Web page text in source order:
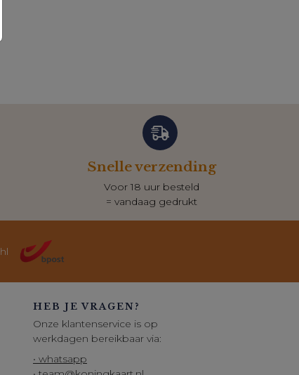
Snelle verzending
Voor 18 uur besteld
= vandaag gedrukt
HEB JE VRAGEN?
Onze klantenservice is op
werkdagen bereikbaar via:
• whatsapp